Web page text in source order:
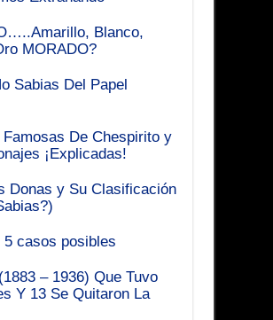
Blanco,
MORADO?
Sabias Del Papel
De Chespirito y
¡Explicadas!
Donas y Su Clasificación
5 casos posibles
– 1936) Que Tuvo
Y 13 Se Quitaron La